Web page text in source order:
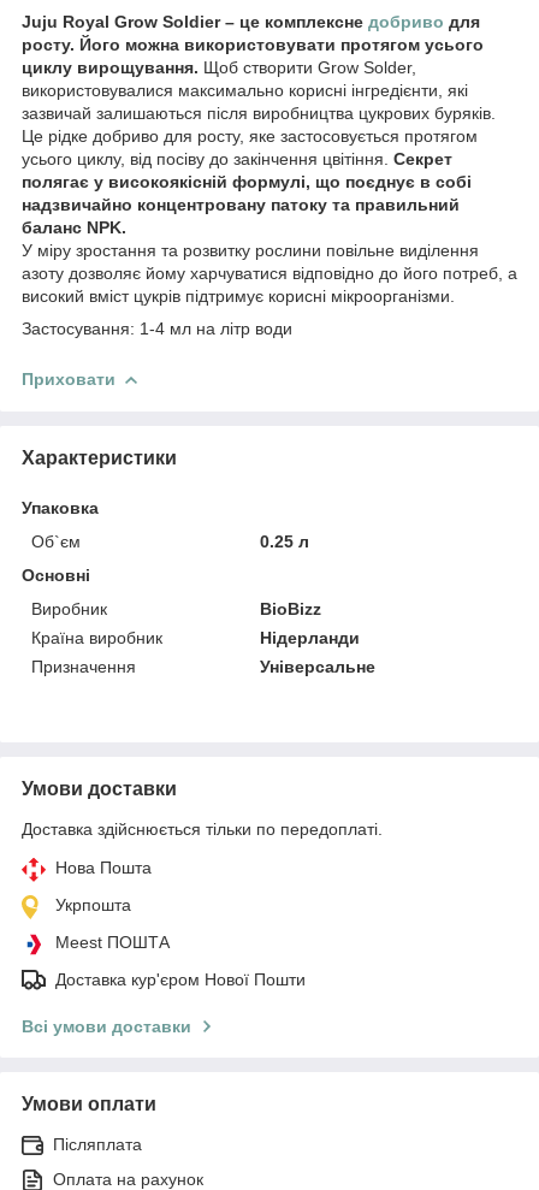
Juju Royal Grow Soldier – це комплексне добриво для
росту. Його можна використовувати протягом усього
циклу вирощування. Щоб створити Grow Solder,
використовувалися максимально корисні інгредієнти, які
зазвичай залишаються після виробництва цукрових буряків.
Це рідке добриво для росту, яке застосовується протягом
усього циклу, від посіву до закінчення цвітіння. Секрет
полягає у високоякісній формулі, що поєднує в собі
надзвичайно концентровану патоку та правильний
баланс NPK.
У міру зростання та розвитку рослини повільне виділення
азоту дозволяє йому харчуватися відповідно до його потреб, а
високий вміст цукрів підтримує корисні мікроорганізми.
Застосування: 1-4 мл на літр води
Приховати
Характеристики
Упаковка
Об`єм
0.25 л
Основні
Виробник
BioBizz
Країна виробник
Нідерланди
Призначення
Універсальне
Умови доставки
Доставка здійснюється тільки по передоплаті.
Нова Пошта
Укрпошта
Meest ПОШТА
Доставка кур'єром Нової Пошти
Всі умови доставки
Умови оплати
Післяплата
Оплата на рахунок